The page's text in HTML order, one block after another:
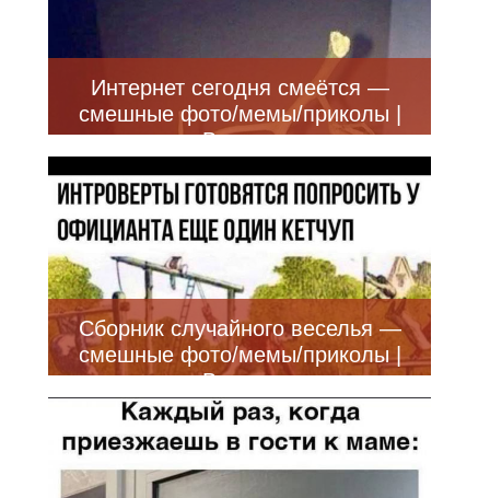
Интернет сегодня смеётся —
смешные фото/мемы/приколы |
Bugaga
Сборник случайного веселья —
смешные фото/мемы/приколы |
Bugaga